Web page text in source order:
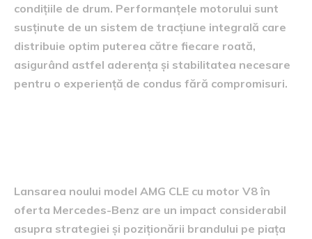
condițiile de drum. Performanțele motorului sunt
susținute de un sistem de tracțiune integrală care
distribuie optim puterea către fiecare roată,
asigurând astfel aderența și stabilitatea necesare
pentru o experiență de condus fără compromisuri.
Lansarea noului model AMG CLE cu motor V8 în
oferta Mercedes-Benz are un impact considerabil
asupra strategiei și poziționării brandului pe piața